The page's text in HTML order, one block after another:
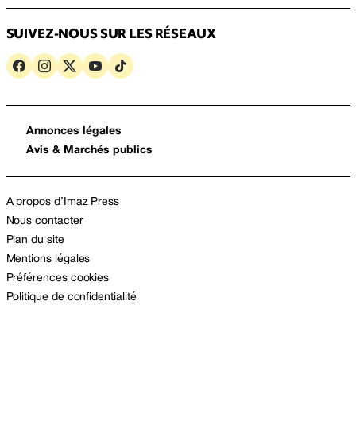
SUIVEZ-NOUS SUR LES RÉSEAUX
Annonces légales
Avis & Marchés publics
A propos d’Imaz Press
Nous contacter
Plan du site
Mentions légales
Préférences cookies
Politique de confidentialité